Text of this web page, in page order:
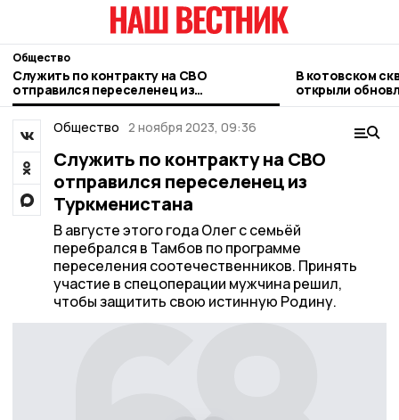
Общество
Служить по контракту на СВО
отправился переселенец из
Туркменистана
В котовском
открыли
Марксу
Общество 2 ноября 2023, 09:36
Служить по контракту на СВО
отправился переселенец из
Туркменистана
В августе этого года Олег с семьёй
перебрался в Тамбов по программе
переселения соотечественников. Принять
участие в спецоперации мужчина решил,
чтобы защитить свою истинную Родину.